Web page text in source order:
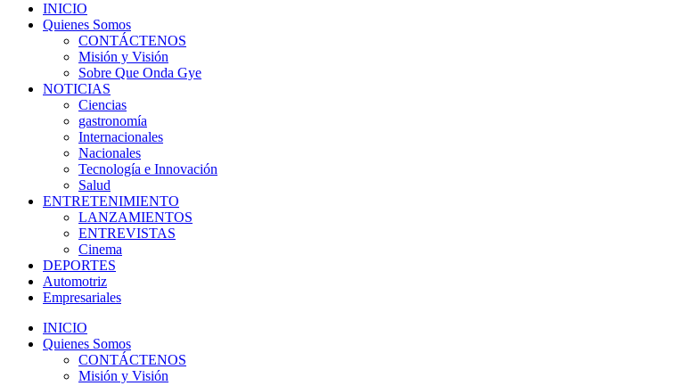
INICIO
Quienes Somos
CONTÁCTENOS
Misión y Visión
Sobre Que Onda Gye
NOTICIAS
Ciencias
gastronomía
Internacionales
Nacionales
Tecnología e Innovación
Salud
ENTRETENIMIENTO
LANZAMIENTOS
ENTREVISTAS
Cinema
DEPORTES
Automotriz
Empresariales
INICIO
Quienes Somos
CONTÁCTENOS
Misión y Visión